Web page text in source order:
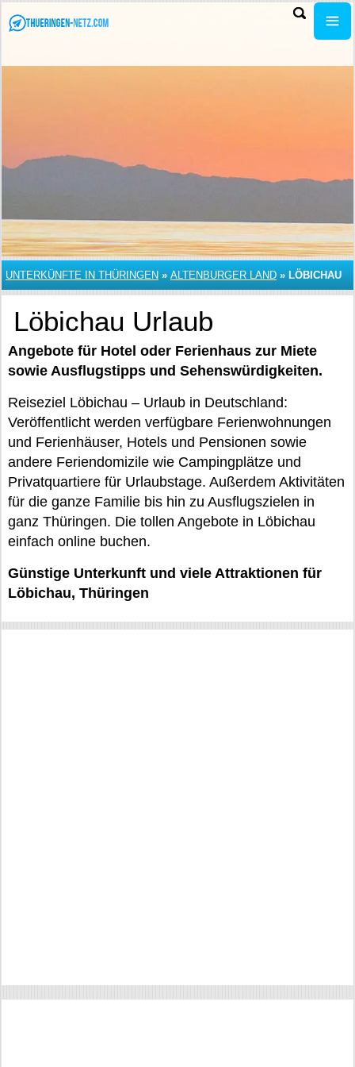
UNTERKÜNFTE IN THÜRINGEN » ALTENBURGER LAND » LÖBICHAU
Löbichau Urlaub
Angebote für Hotel oder Ferienhaus zur Miete
sowie Ausflugstipps und Sehenswürdigkeiten.
Reiseziel Löbichau – Urlaub in Deutschland:
Veröffentlicht werden verfügbare Ferienwohnungen
und Ferienhäuser, Hotels und Pensionen sowie
andere Feriendomizile wie Campingplätze und
Privatquartiere für Urlaubstage. Außerdem Aktivitäten
für die ganze Familie bis hin zu Ausflugszielen in
ganz Thüringen. Die tollen Angebote in Löbichau
einfach online buchen.
Günstige Unterkunft und viele Attraktionen für
Löbichau, Thüringen